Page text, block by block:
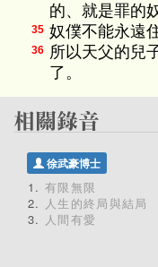
的、就是罪的
35 奴僕不能永遠
36 所以天父的兒
了。
徐武豪博士
有限無限
人生的終局與結局
人間有愛